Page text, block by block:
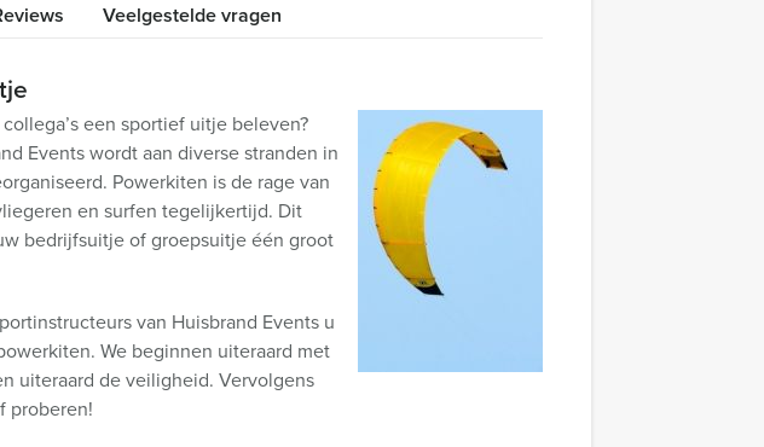
Veelgestelde vragen
een sportief uitje beleven?
Events wordt aan diverse stranden in
Powerkiten is de rage van
en surfen tegelijkertijd. Dit
bedrijfsuitje of groepsuitje één groot
van Huisbrand Events u
We beginnen uiteraard met
uiteraard de veiligheid. Vervolgens
proberen!